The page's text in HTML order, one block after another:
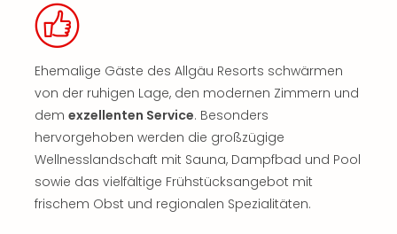
Ehemalige Gäste des Allgäu Resorts schwärmen
von der ruhigen Lage, den modernen Zimmern und
dem exzellenten Service. Besonders
hervorgehoben werden die großzügige
Wellnesslandschaft mit Sauna, Dampfbad und Pool
sowie das vielfältige Frühstücksangebot mit
frischem Obst und regionalen Spezialitäten.